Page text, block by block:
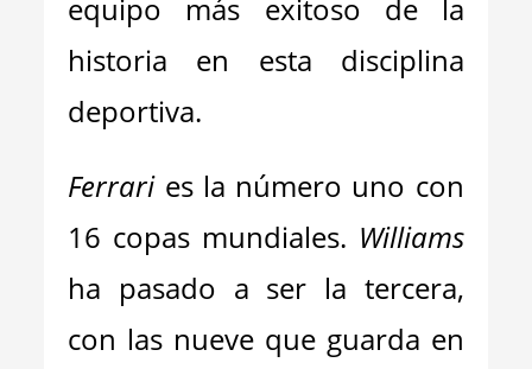
equipo más exitoso de la
historia en esta disciplina
deportiva.
Ferrari es la número uno con
16 copas mundiales. Williams
ha pasado a ser la tercera,
con las nueve que guarda en